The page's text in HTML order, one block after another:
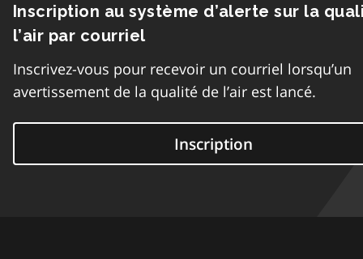
Inscription au système d’alerte sur la
l’air par courriel
Inscrivez-vous pour recevoir un courriel lorsqu’un
avertissement de la qualité de l’air est lancé.
Inscription